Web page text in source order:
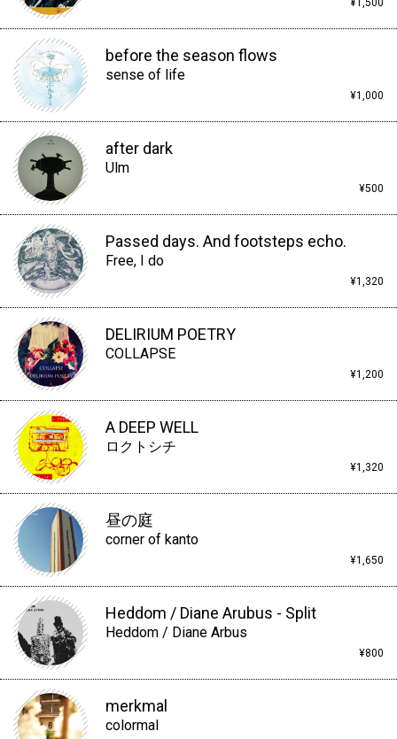
¥1,500
before the season flows
sense of life
¥1,000
after dark
Ulm
¥500
Passed days. And footsteps echo.
Free, I do
¥1,320
DELIRIUM POETRY
COLLAPSE
¥1,200
A DEEP WELL
ロクトシチ
¥1,320
昼の庭
corner of kanto
¥1,650
Heddom / Diane Arubus - Split
Heddom / Diane Arbus
¥800
merkmal
colormal